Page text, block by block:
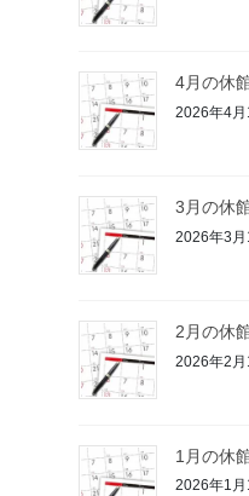
4月の休
2026年4月
3月の休
2026年3月
2月の休
2026年2月
1月の休
2026年1月